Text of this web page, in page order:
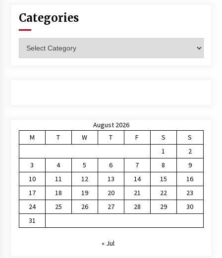
Categories
August 2026
M
T W T F S
S
1
2
3
4 5 6 7 8
9
10
11 12 13 14 15
16
17
18 19 20 21 22
23
24
25 26 27 28 29
30
31
« Jul